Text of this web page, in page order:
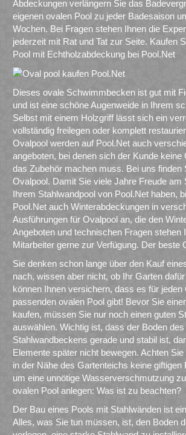
Abdeckungen verlängern Sie das
eigenen ovalen Pool zu jeder Badesaison
Wochen. Bei Fragen stehen Ihnen die
jederzeit mit Rat und Tat zur Seite. Kaufen
Pool mit Echtholzabdeckung bei Pool.Net
Dieses ovale Schwimmbecken ist gut mit
und ist eine schöne Augenweide in Ihrem
Selbst mit einem Holzgriff lässt sich ein
vollständig freilegen oder komplett
Ovalpool werden auf Pool.Net auch
angeboten, bei denen sich der Kunde keine
das Zubehör machen muss. Bei uns finden
Ovalpool. Damit Sie viele Jahre Freude am
Ihrem Stahlwandpool von Pool.Net haben,
Pool.Net auch Winterabdeckungen in
Ausführungen für Ovalpool an, die den
Angeboten und technischen Fragen stehen
Mitarbeiter gerne zur Verfügung. Der beste
Sie denken schon lange über den Kauf
nach, wissen aber nicht, ob Ihr Garten
können Ihnen versichern, dass es für jeden
passenden ovalen Pool gibt! Bevor Sie
kaufen, müssen Sie nur noch einen guten
auswählen. Wichtig ist, dass der Boden des
Stahlwandbeckens gerade und stabil ist,
Elemente später nicht bewegen. Achten
in der Nähe des Gartenteichs keine giftigen
um eine unnötige Wasserverschmutzung
ovalen Pool anlegen: Was ist zu beachten?
Der Bau eines Pools mit Stahlwänden ist
Alles, was Sie tun müssen, ist, den Boden